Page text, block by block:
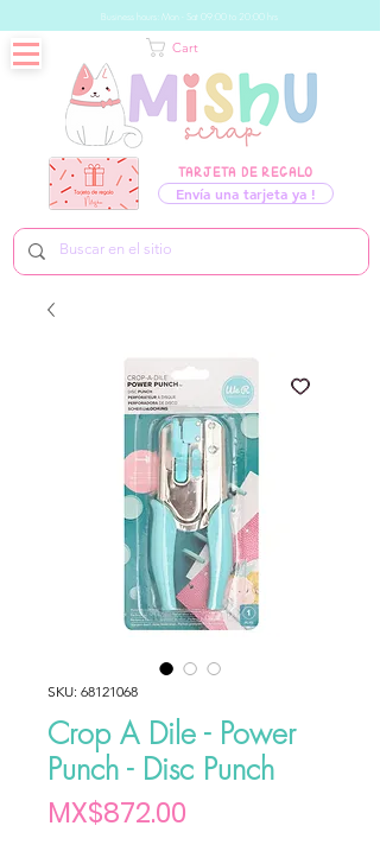
Business hours: Mon - Sat 09:00 to 20:00 hrs
TARJETA DE REGALO
Envía una tarjeta ya !
Cart
SKU: 68121068
Crop A Dile - Power
Punch - Disc Punch
MX$872.00